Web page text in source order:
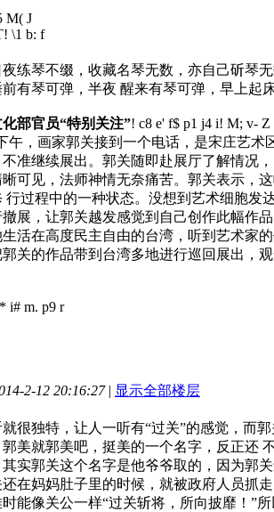
M( J
\1 b: f
练琴不缀，收藏名琴无数，亦自己斫琴
有琴可弹，半夜 醒来有琴可弹，早上起
部官员“特别关注”! c8 e' f$ p1 j4 i! M; v- Z
午，画家郭关接到一个电话，是宋庄艺
准继续展出。郭关随即赴展厅了解情况
可见，法师神情无奈痛苦。郭关表示，
行过程中的一种状态。没想到艺术细胞
展，让郭关越发感觉到自己创作此幅作
活在高度民主自由的台湾，听到艺术家
关的作品带到台湾多地进行巡回展出，
i# m. p9 r
2-12 20:16:27 | 显示全部楼层
很独特，让人一听有“过关”的感觉，而
美就郭美吧，挺美的一个名字，反正还
实郭关这个名字是他爷爷取的，因为郭
在妈妈肚子里的时候，就被政府人员抓
能像关公一样“过关斩将，所向披靡！”